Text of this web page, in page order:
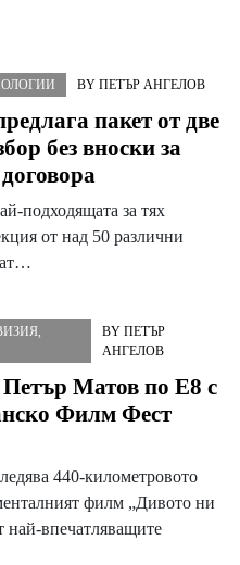
BY ПЕТЪР АНГЕЛОВ
пакет от две
без вноски за
подходящата за тях
от над 50 различни
,
BY ПЕТЪР
АНГЕЛОВ
Матов по Е8 с
Филм Фест
440-километровото
филм „Дивото ни
най-впечатляващите